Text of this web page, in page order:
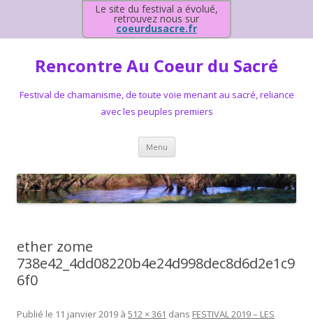
Le site du festival a évolué,
retrouvez nous sur
coeurdusacre.fr
Rencontre Au Coeur du Sacré
Festival de chamanisme, de toute voie menant au sacré, reliance
avec les peuples premiers
Menu Aller au contenu principal
ether zome
738e42_4dd08220b4e24d998dec8d6d2e1c9
6f0
Publié le 11 janvier 2019 à 512 × 361 dans FESTIVAL 2019 – LES